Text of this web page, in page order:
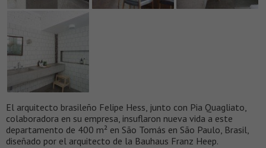
El arquitecto brasileño Felipe Hess, junto con Pia Quagliato,
colaboradora en su empresa, insuflaron nueva vida a este
departamento de 400 m² en São Tomás en São Paulo, Brasil,
diseñado por el arquitecto de la Bauhaus Franz Heep.